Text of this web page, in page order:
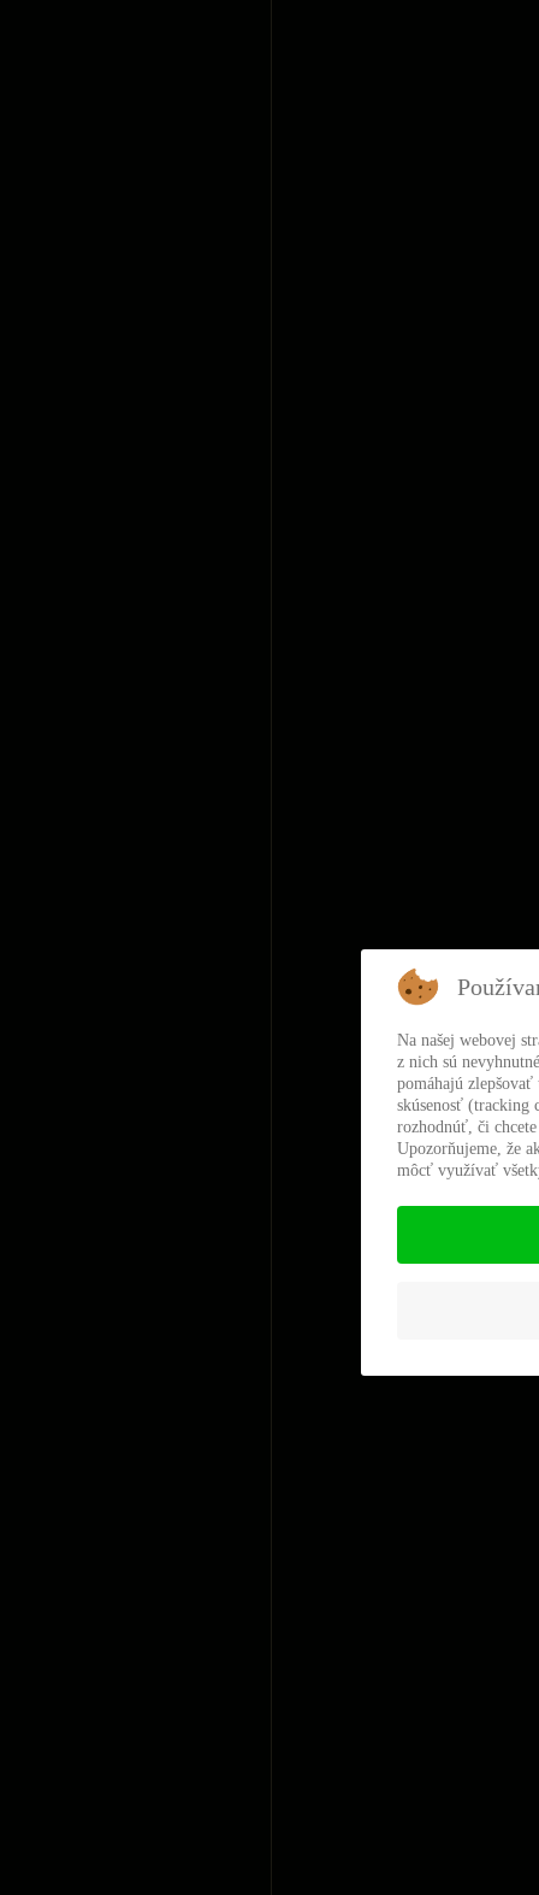
Na našej webovej
z nich sú
pomáhajú
skúsenosť (tracking
rozhodnúť, či
Upozorňujeme, že
môcť využívať